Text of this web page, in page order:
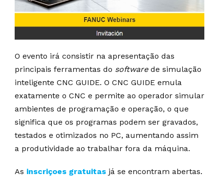
O evento irá consistir na apresentação das
principais ferramentas do software de simulação
inteligente CNC GUIDE. O CNC GUIDE emula
exatamente o CNC e permite ao operador simular
ambientes de programação e operação, o que
significa que os programas podem ser gravados,
testados e otimizados no PC, aumentando assim
a produtividade ao trabalhar fora da máquina.
As inscriçoes gratuitas já se encontram abertas.